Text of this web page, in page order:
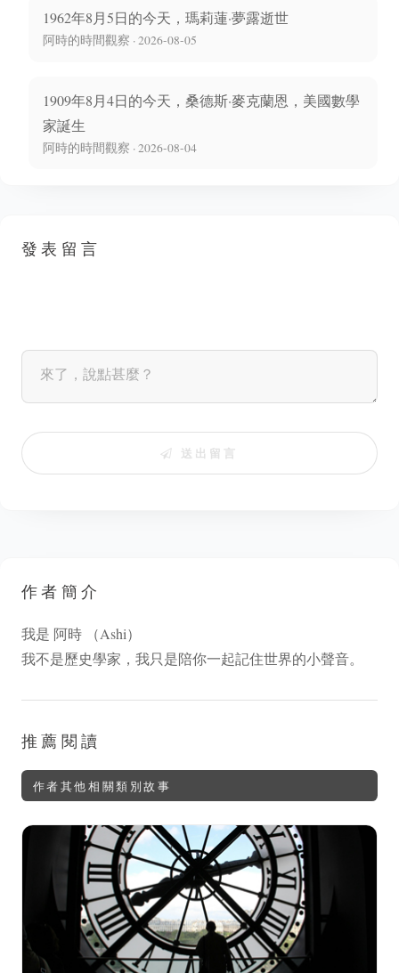
1962年8月5日的今天，瑪莉蓮·夢露逝世
阿時的時間觀察 · 2026-08-05
1909年8月4日的今天，桑德斯·麥克蘭恩，美國數學
家誕生
阿時的時間觀察 · 2026-08-04
發表留言
送出留言
作者簡介
我是 阿時 （Ashi）
我不是歷史學家，我只是陪你一起記住世界的小聲音。
推薦閱讀
作者其他相關類別故事